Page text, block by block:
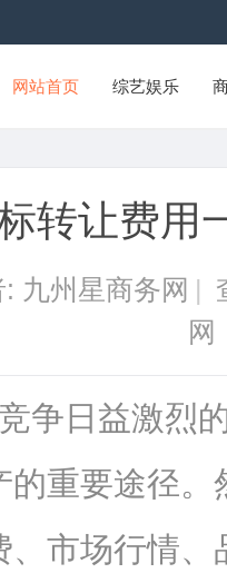
网站首页 综艺娱乐
转让费用
九州星商务网 |
网
争日益激烈
的重要途径
、市场行情